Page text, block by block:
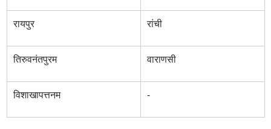
रायपुर रांची
तिरुवनंतपुरम वाराणसी
विशाखापत्तनम -